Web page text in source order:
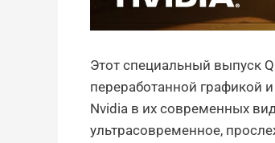
Этот специальный выпуск
переработанной графикой
Nvidia в их современных
ультрасовременное,